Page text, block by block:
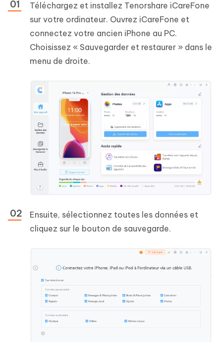
Téléchargez et installez Tenorshare iCareFone
sur votre ordinateur. Ouvrez iCareFone et
connectez votre ancien iPhone au PC.
Choisissez « Sauvegarder et restaurer » dans le
menu de droite.
Ensuite, sélectionnez toutes les données et
cliquez sur le bouton de sauvegarde.